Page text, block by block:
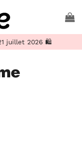
juillet 2026 🛍️